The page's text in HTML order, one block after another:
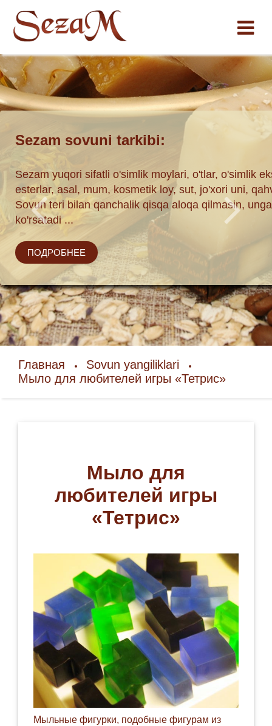
kakao, ipak.
ta'sir
Shakarab to’plami
Yoki Achik Chuchuk. Yoki Achichuk. Asosiy narsa
+ Pomidor-sut + Bodring sovuni.
ПОДРОБНЕЕ
Главная
Sovun yangiliklari
Мыло для любителей игры «Тетрис»
Мыло для
любителей игры
«Тетрис»
Мыльные фигурки, подобные фигурам из